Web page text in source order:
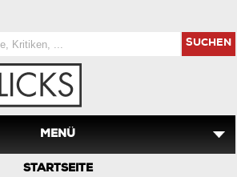
SUCHEN
MENÜ
STARTSEITE